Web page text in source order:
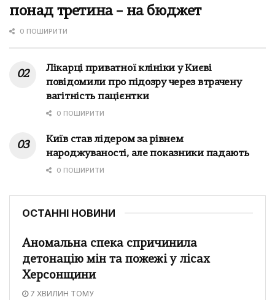
понад третина – на бюджет
0 ПОШИРИТИ
Лікарці приватної клініки у Києві
повідомили про підозру через втрачену
вагітність пацієнтки
0 ПОШИРИТИ
Київ став лідером за рівнем
народжуваності, але показники падають
0 ПОШИРИТИ
ОСТАННІ НОВИНИ
Аномальна спека спричинила
детонацію мін та пожежі у лісах
Херсонщини
7 ХВИЛИН ТОМУ